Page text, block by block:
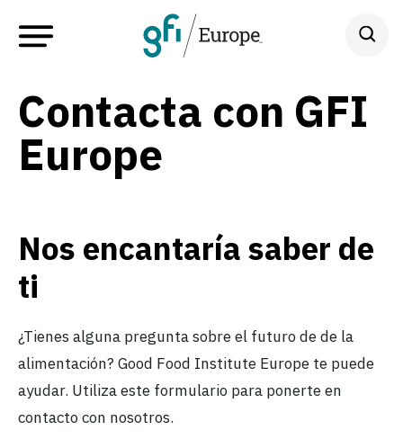
Contacta con GFI
Europe
Nos encantaría saber de
ti
¿Tienes alguna pregunta sobre el futuro de de la
alimentación? Good Food Institute Europe te puede
ayudar. Utiliza este formulario para ponerte en
contacto con nosotros.